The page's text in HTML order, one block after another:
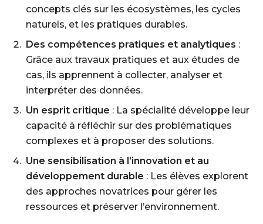
concepts clés sur les écosystèmes, les cycles
naturels, et les pratiques durables.
Des compétences pratiques et analytiques :
Grâce aux travaux pratiques et aux études de
cas, ils apprennent à collecter, analyser et
interpréter des données.
Un esprit critique : La spécialité développe leur
capacité à réfléchir sur des problématiques
complexes et à proposer des solutions.
Une sensibilisation à l’innovation et au
développement durable : Les élèves explorent
des approches novatrices pour gérer les
ressources et préserver l’environnement.